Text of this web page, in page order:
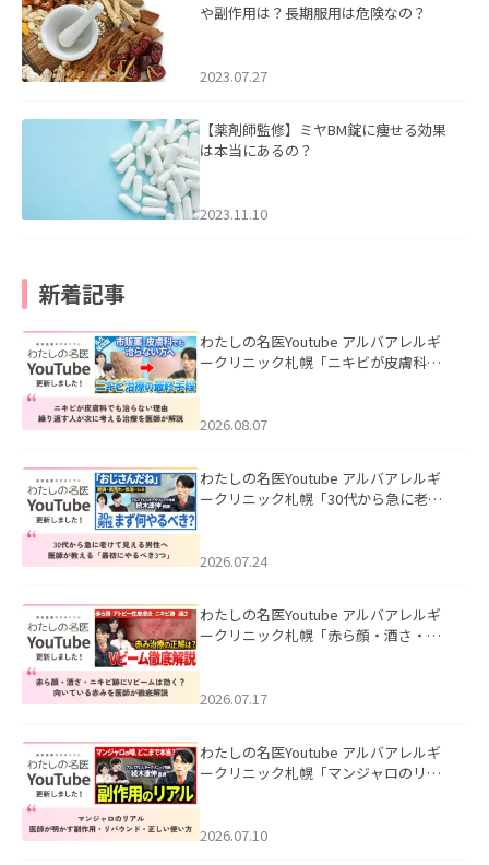
や副作用は？長期服用は危険なの？
2023.07.27
【薬剤師監修】ミヤBM錠に痩せる効果
は本当にあるの？
2023.11.10
新着記事
わたしの名医Youtube アルバアレルギ
ークリニック札幌「ニキビが皮膚科で
ました。
2026.08.07
わたしの名医Youtube アルバアレルギ
ークリニック札幌「30代から急に老け
た。
2026.07.24
わたしの名医Youtube アルバアレルギ
ークリニック札幌「赤ら顔・酒さ・ニ
した。
2026.07.17
わたしの名医Youtube アルバアレルギ
ークリニック札幌「マンジャロのリア
た。
2026.07.10